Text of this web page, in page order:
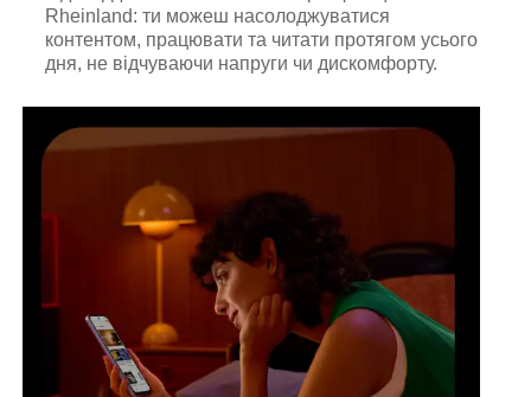
Rheinland: ти можеш насолоджуватися
контентом, працювати та читати протягом усього
дня, не відчуваючи напруги чи дискомфорту.